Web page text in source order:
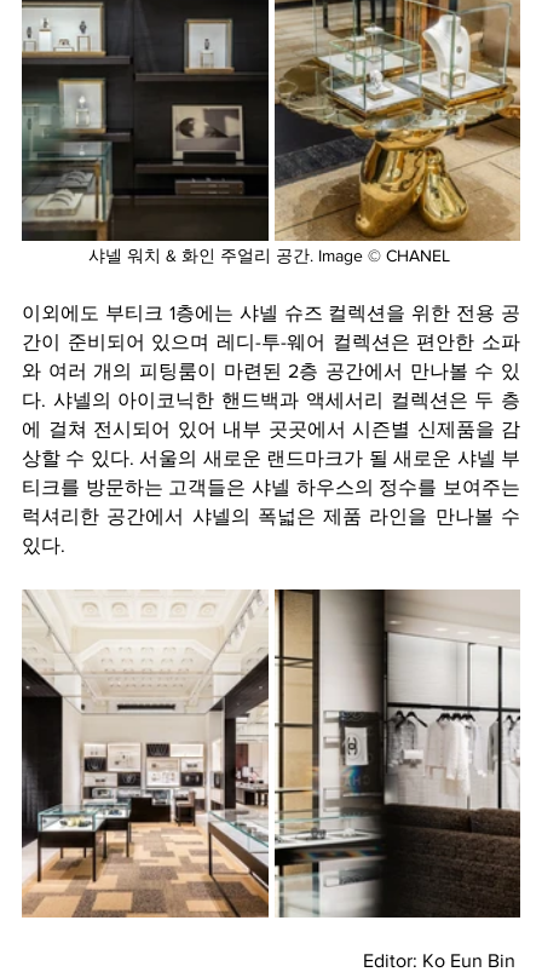
샤넬 워치 & 화인 주얼리 공간. Image © CHANEL
이외에도 부티크 1층에는 샤넬 슈즈 컬렉션을 위한 전용 공
간이 준비되어 있으며 레디-투-웨어 컬렉션은 편안한 소파
와 여러 개의 피팅룸이 마련된 2층 공간에서 만나볼 수 있
다. 샤넬의 아이코닉한 핸드백과 액세서리 컬렉션은 두 층
에 걸쳐 전시되어 있어 내부 곳곳에서 시즌별 신제품을 감
상할 수 있다. 서울의 새로운 랜드마크가 될 새로운 샤넬 부
티크를 방문하는 고객들은 샤넬 하우스의 정수를 보여주는
럭셔리한 공간에서 샤넬의 폭넓은 제품 라인을 만나볼 수
있다.
Editor: Ko Eun Bin